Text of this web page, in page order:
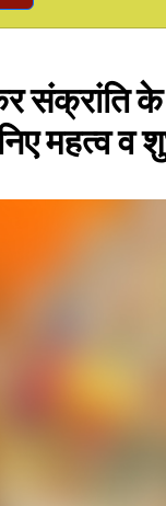
संक्रांति के
महत्व व